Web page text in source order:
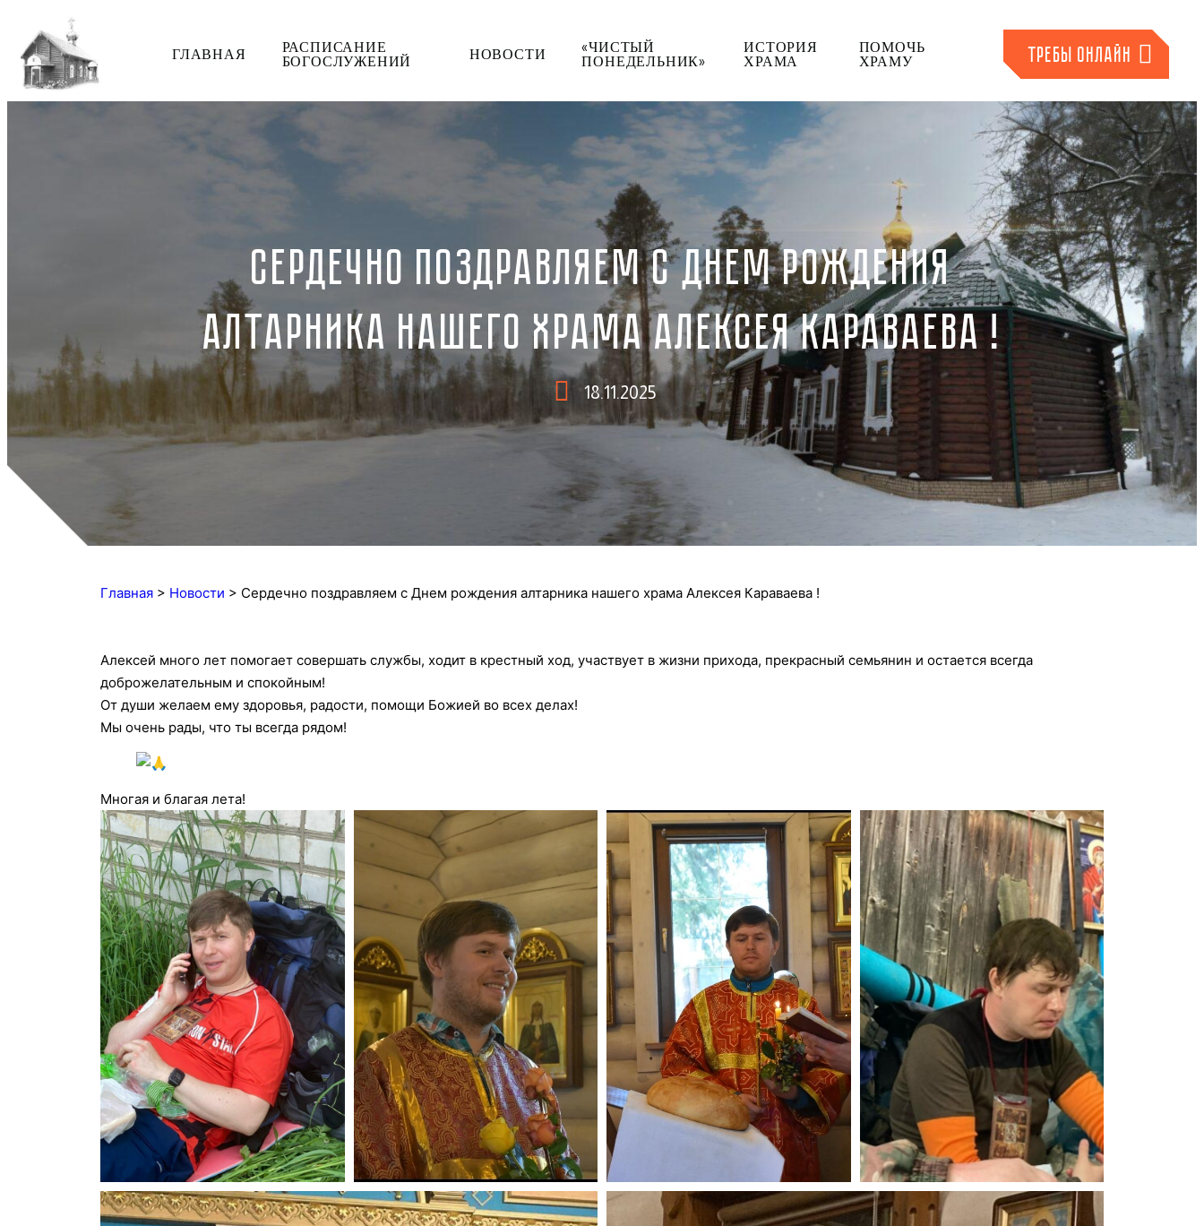
ГЛАВНАЯ
РАСПИСАНИЕ
БОГОСЛУЖЕНИЙ
НОВОСТИ
«ЧИСТЫЙ
ПОНЕДЕЛЬНИК»
ИСТОРИЯ
ХРАМА
ПОМОЧЬ
ХРАМУ
ТРЕБЫ ОНЛАЙН
СЕРДЕЧНО ПОЗДРАВЛЯЕМ С ДНЕМ РОЖДЕНИЯ
АЛТАРНИКА НАШЕГО ХРАМА АЛЕКСЕЯ КАРАВАЕВА !
18.11.2025
Главная > Новости > Сердечно поздравляем с Днем рождения алтарника нашего храма Алексея Караваева !
Алексей много лет помогает совершать службы, ходит в крестный ход, участвует в жизни прихода, прекрасный семьянин и остается всегда
доброжелательным и спокойным!
От души желаем ему здоровья, радости, помощи Божией во всех делах!
Мы очень рады, что ты всегда рядом!
Многая и благая лета!